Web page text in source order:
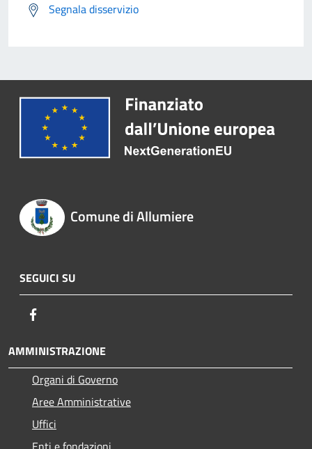
Segnala disservizio
Comune di Allumiere
SEGUICI SU
AMMINISTRAZIONE
Organi di Governo
Aree Amministrative
Uffici